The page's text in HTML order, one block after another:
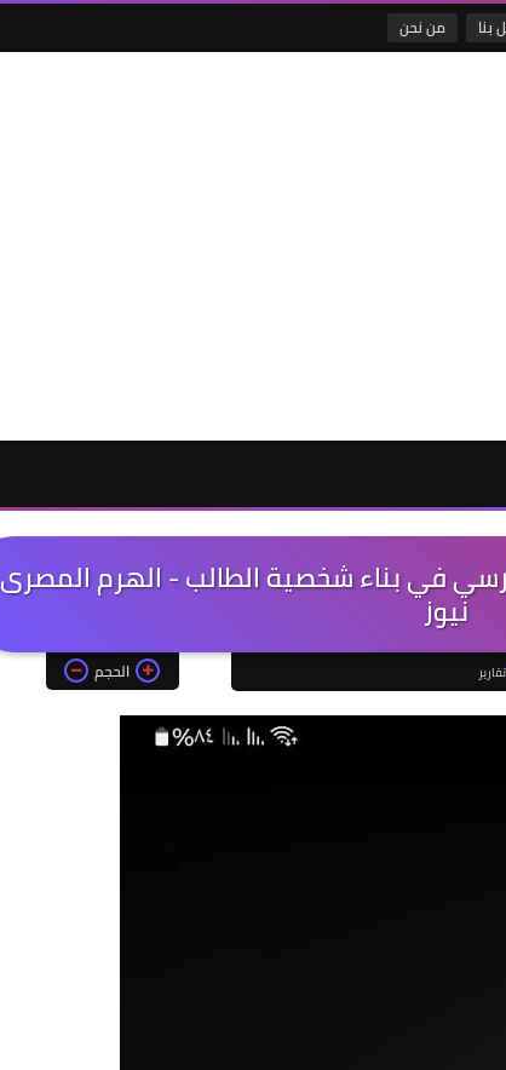
بنا من نحن
في بناء شخصية الطالب - الهرم المصرى
نيوز
تقارير الحجم